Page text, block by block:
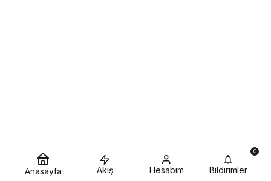
Anasayfa Akış Hesabım Bildirimler
0